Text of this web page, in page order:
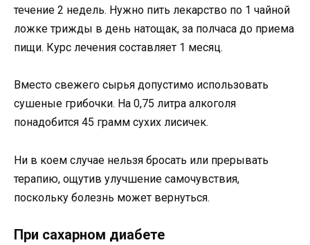
течение 2 недель. Нужно пить лекарство по 1 чайной
ложке трижды в день натощак, за полчаса до приема
пищи. Курс лечения составляет 1 месяц.
Вместо свежего сырья допустимо использовать
сушеные грибочки. На 0,75 литра алкоголя
понадобится 45 грамм сухих лисичек.
Ни в коем случае нельзя бросать или прерывать
терапию, ощутив улучшение самочувствия,
поскольку болезнь может вернуться.
При сахарном диабете